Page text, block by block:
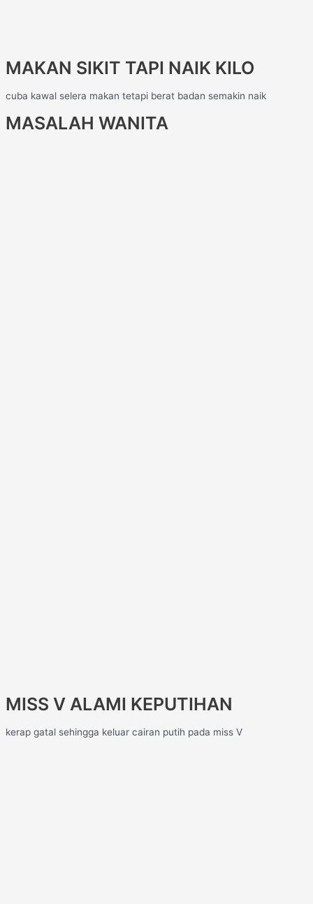
MAKAN SIKIT TAPI NAIK KILO
cuba kawal selera makan tetapi berat badan semakin naik
MASALAH WANITA
MISS V ALAMI KEPUTIHAN
kerap gatal sehingga keluar cairan putih pada miss V